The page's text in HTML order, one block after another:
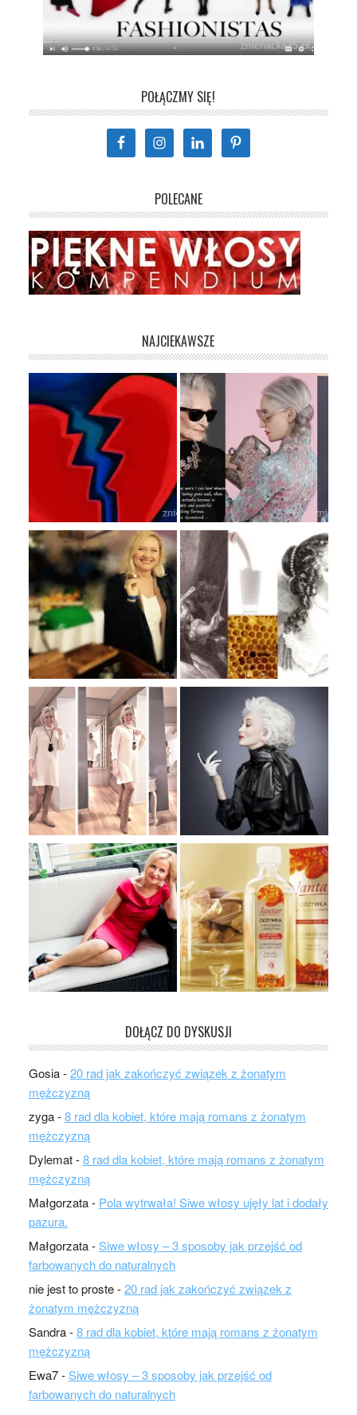
POŁĄCZMY SIĘ!
POLECANE
NAJCIEKAWSZE
DOŁĄCZ DO DYSKUSJI
Gosia-20 rad jak zakończyć związek z żonatym
mężczyzną
zyga-8 rad dla kobiet, które mają romans z żonatym
mężczyzną
Dylemat-8 rad dla kobiet, które mają romans z żonatym
mężczyzną
Małgorzata- Pola wytrwała! Siwe włosy ujęły lat i dodały
pazura.
Małgorzata-Siwe włosy – 3 sposoby jak przejść od
farbowanych do naturalnych
nie jest to proste-20 rad jak zakończyć związek z
żonatym mężczyzną
Sandra-8 rad dla kobiet, które mają romans z żonatym
mężczyzną
Ewa7-Siwe włosy – 3 sposoby jak przejść od
farbowanych do naturalnych